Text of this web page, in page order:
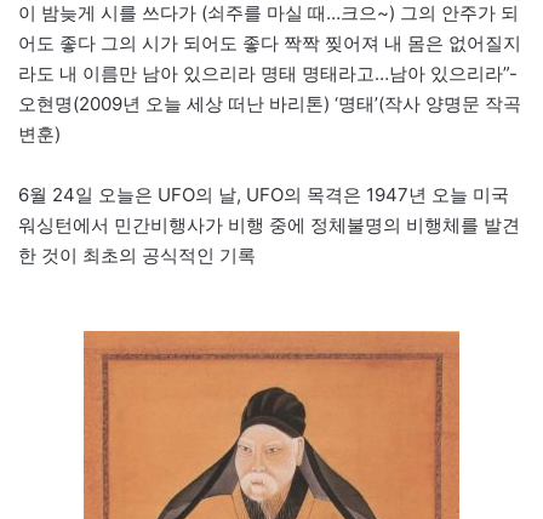
이 밤늦게 시를 쓰다가 (쇠주를 마실 때…크으~) 그의 안주가 되
어도 좋다 그의 시가 되어도 좋다 짝짝 찢어져 내 몸은 없어질지
라도 내 이름만 남아 있으리라 명태 명태라고…남아 있으리라”-
오현명(2009년 오늘 세상 떠난 바리톤) ‘명태’(작사 양명문 작곡
변훈)
6월 24일 오늘은 UFO의 날, UFO의 목격은 1947년 오늘 미국
워싱턴에서 민간비행사가 비행 중에 정체불명의 비행체를 발견
한 것이 최초의 공식적인 기록